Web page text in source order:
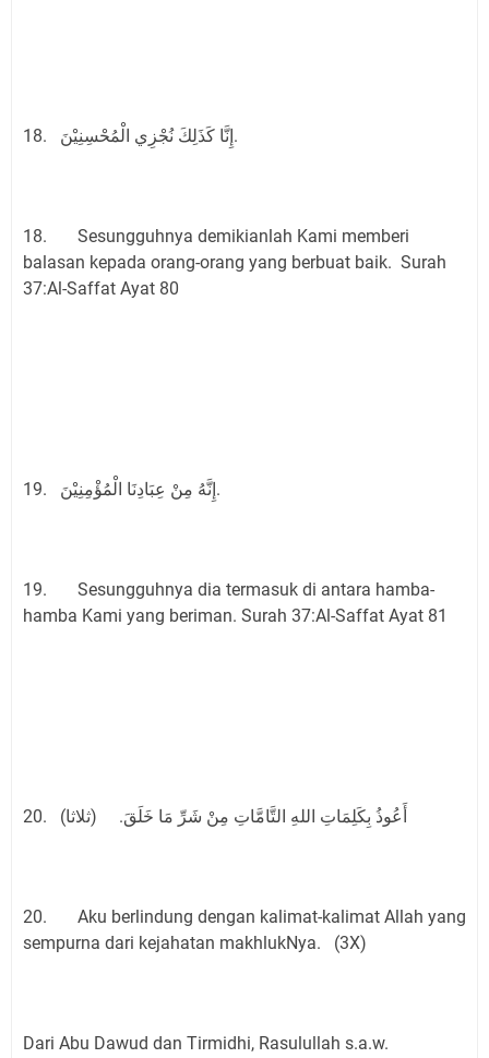
18. إِنَّا كَذَلِكَ نُجْزِي الْمُحْسِنِيْنَ.
18. Sesungguhnya demikianlah Kami memberi
balasan kepada orang-orang yang berbuat baik. Surah
37:Al-Saffat Ayat 80
19. إِنَّهُ مِنْ عِبَادِنَا الْمُؤْمِنِيْنَ.
19. Sesungguhnya dia termasuk di antara hamba-
hamba Kami yang beriman. Surah 37:Al-Saffat Ayat 81
20. أَعُوذُ بِكَلِمَاتِ اللهِ التَّامَّاتِ مِنْ شَرِّ مَا خَلَقَ. (ثلاثا)
20. Aku berlindung dengan kalimat-kalimat Allah yang
sempurna dari kejahatan makhlukNya. (3X)
Dari Abu Dawud dan Tirmidhi, Rasulullah s.a.w.